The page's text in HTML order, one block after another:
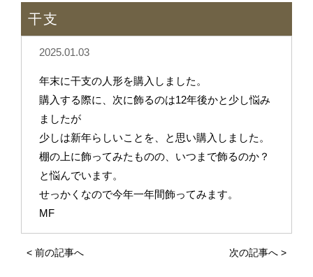
干支
2025.01.03
年末に干支の人形を購入しました。
購入する際に、次に飾るのは12年後かと少し悩み
ましたが
少しは新年らしいことを、と思い購入しました。
棚の上に飾ってみたものの、いつまで飾るのか？
と悩んでいます。
せっかくなので今年一年間飾ってみます。
MF
< 前の記事へ 次の記事へ >